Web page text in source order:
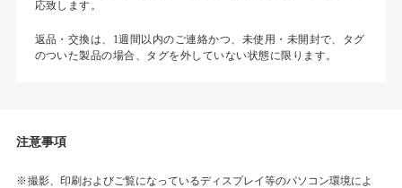
応致します。
返品・交換は、1週間以内のご連絡かつ、未使用・未開封で、タグ
のついた製品の場合、タグを外していない状態に限ります。
注意事項
撮影、印刷およびご覧になっているディスプレイ等のパソコン環境によ